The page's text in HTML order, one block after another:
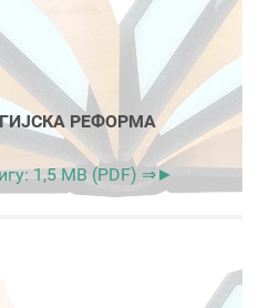
РЕФОРМА
1,5 MB (PDF) ⇒►